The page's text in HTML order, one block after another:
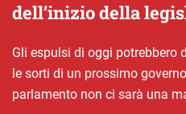
dell’inizio della
Gli espulsi di oggi potrebbero
le sorti di un prossimo
parlamento non ci sarà una